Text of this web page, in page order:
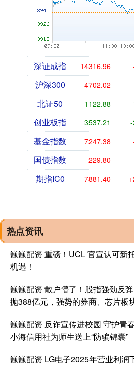
深证成指 14316.96
沪深300 4702.02
北证50 1122.88
创业板指 3537.21
基金指数 7247.38
国债指数 229.80
期指IC0 7881.40
热点资讯
巍巍配资 重磅！UCL 官宣认可新
机遇！
巍巍配资 散户懵了！股指强劲反
抛388亿元，强势的券商、芯片板
巍巍配资 反诈宣传进校园 守护青
小海信用社为师生送上“防骗锦囊”
巍巍配资 LG电子2025年营业利润